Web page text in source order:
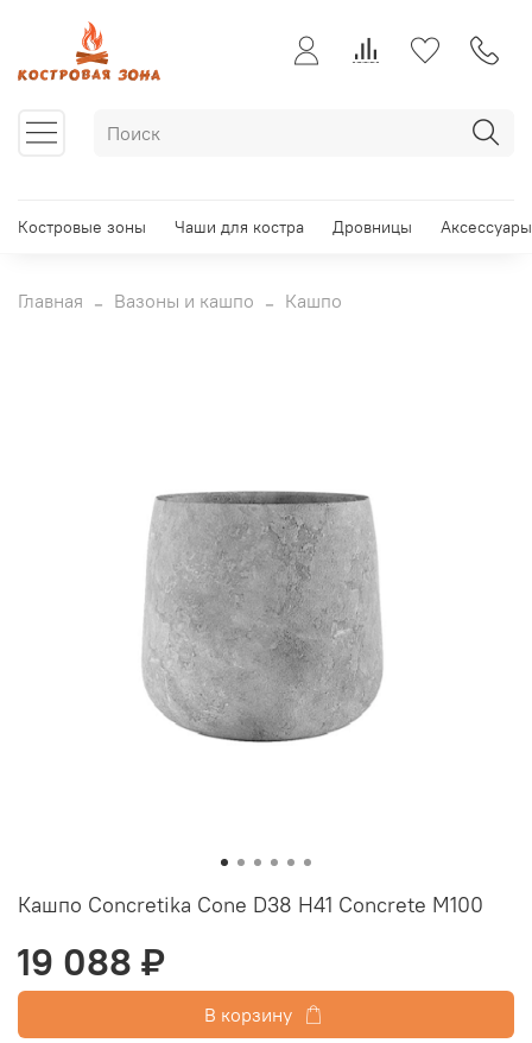
Костровые зоны Чаши для костра Дровницы Аксессуары
Главная Вазоны и кашпо Кашпо
Кашпо Concretika Cone D38 H41 Concrete M100
19 088 ₽
В корзину